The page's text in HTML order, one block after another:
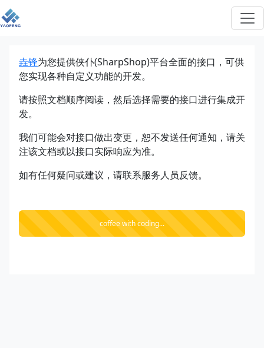
垚锋为您提供侠仆(SharpShop)平台全面的接口，可供
您实现各种自定义功能的开发。
请按照文档顺序阅读，然后选择需要的接口进行集成开
发。
我们可能会对接口做出变更，恕不发送任何通知，请关
注该文档或以接口实际响应为准。
如有任何疑问或建议，请联系服务人员反馈。
coffee with coding...